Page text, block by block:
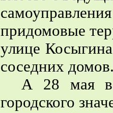
придомовые
улице
соседних
А 28 мая в
городского